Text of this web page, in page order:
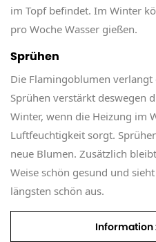
im Topf befindet. Im Winter
pro Woche Wasser gießen.
Sprühen
Die Flamingoblumen
Sprühen verstärkt deswegen
Winter, wenn die Heizung im
Luftfeuchtigkeit sorgt.
neue Blumen. Zusätzlich
Weise schön gesund und
längsten schön aus.
Information